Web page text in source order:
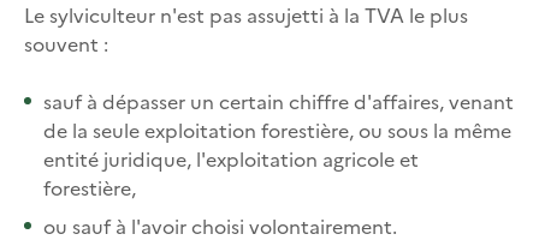
Le sylviculteur n'est pas assujetti à la TVA le plus
souvent :
sauf à dépasser un certain chiffre d'affaires, venant
de la seule exploitation forestière, ou sous la même
entité juridique, l'exploitation agricole et
forestière,
ou sauf à l'avoir choisi volontairement.